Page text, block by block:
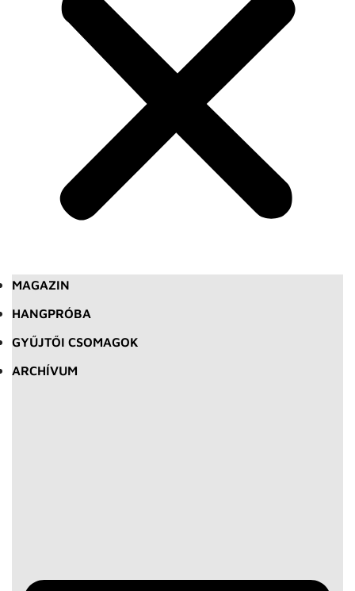
MAGAZIN
HANGPRÓBA
GYŰJTŐI CSOMAGOK
ARCHÍVUM